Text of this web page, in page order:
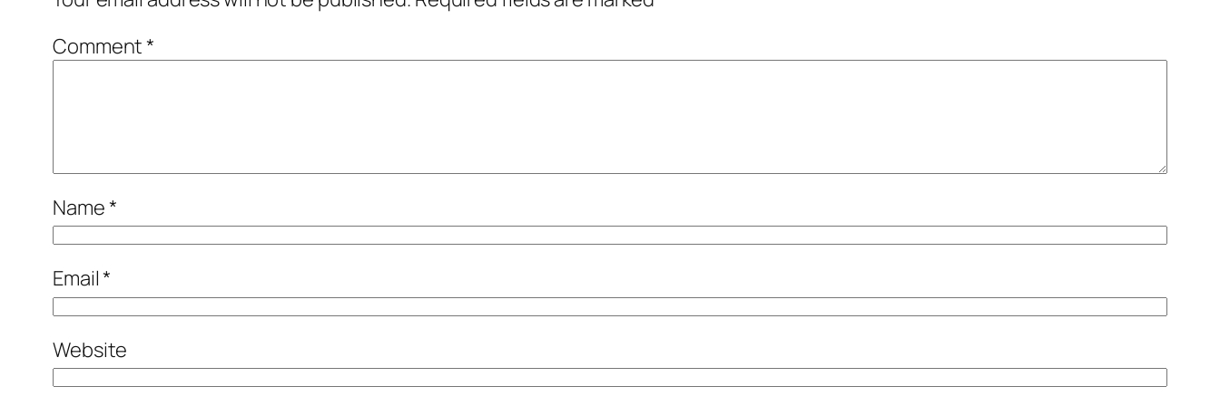
Comment*
Name*
Email*
Website